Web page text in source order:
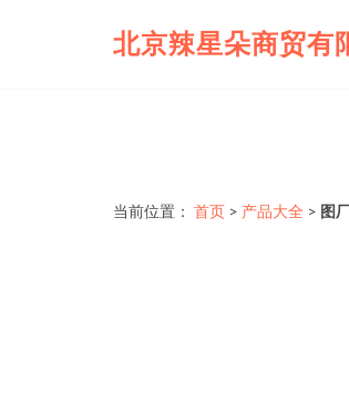
北京辣星朵商贸有
当前位置： 首页 > 产品大全 > 图